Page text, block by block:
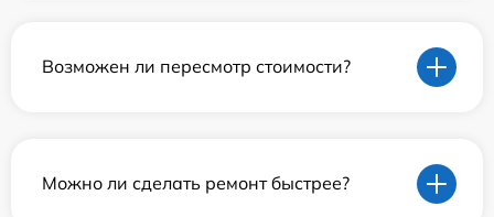
Возможен ли пересмотр стоимости?
Можно ли сделать ремонт быстрее?